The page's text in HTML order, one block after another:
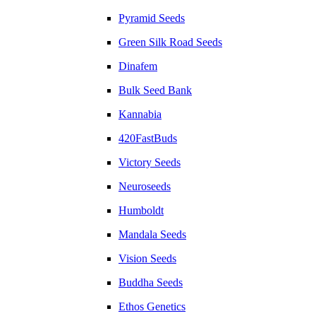
Pyramid Seeds
Green Silk Road Seeds
Dinafem
Bulk Seed Bank
Kannabia
420FastBuds
Victory Seeds
Neuroseeds
Humboldt
Mandala Seeds
Vision Seeds
Buddha Seeds
Ethos Genetics